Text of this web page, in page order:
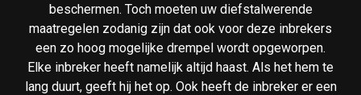
beschermen. Toch moeten uw diefstalwerende
maatregelen zodanig zijn dat ook voor deze inbrekers
een zo hoog mogelijke drempel wordt opgeworpen.
Elke inbreker heeft namelijk altijd haast. Als het hem te
lang duurt, geeft hij het op. Ook heeft de inbreker er een